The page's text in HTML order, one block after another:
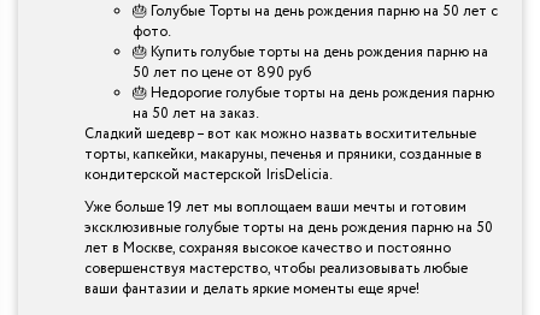
🎂 Голубые Торты на день рождения парню на 50 лет с
фото.
🎂 Купить голубые торты на день рождения парню на
50 лет по цене от 890 руб
🎂 Недорогие голубые торты на день рождения парню
на 50 лет на заказ.
Сладкий шедевр – вот как можно назвать восхитительные
торты, капкейки, макаруны, печенья и пряники, созданные в
кондитерской мастерской IrisDelicia.
Уже больше 19 лет мы воплощаем ваши мечты и готовим
эксклюзивные голубые торты на день рождения парню на 50
лет в Москве, сохраняя высокое качество и постоянно
совершенствуя мастерство, чтобы реализовывать любые
ваши фантазии и делать яркие моменты еще ярче!